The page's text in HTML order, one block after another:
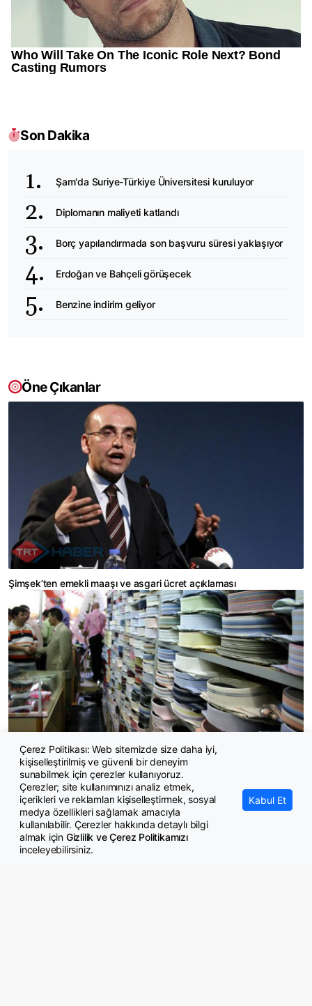
Son Dakika
Şam'da Suriye-Türkiye Üniversitesi kuruluyor
Diplomanın maliyeti katlandı
Borç yapılandırmada son başvuru süresi yaklaşıyor
Erdoğan ve Bahçeli görüşecek
Benzine indirim geliyor
Öne Çıkanlar
Şimşek’ten emekli maaşı ve asgari ücret açıklaması
Tekstil ve giyimde istihdam kaybı artıyor
Çerez Politikası: Web sitemizde size daha iyi,
kişiselleştirilmiş ve güvenli bir deneyim
sunabilmek için çerezler kullanıyoruz.
Çerezler; site kullanımınızı analiz etmek,
içerikleri ve reklamları kişiselleştirmek, sosyal
medya özellikleri sağlamak amacıyla
kullanılabilir. Çerezler hakkında detaylı bilgi
almak için Gizlilik ve Çerez Politikamızı
inceleyebilirsiniz.
Kabul Et